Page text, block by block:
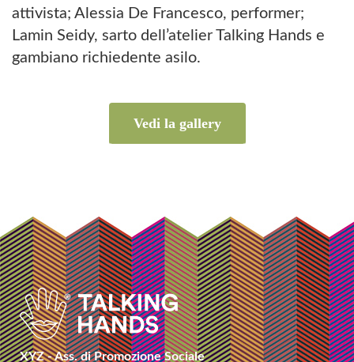
attivista; Alessia De Francesco, performer;
Lamin Seidy, sarto dell’atelier Talking Hands e
gambiano richiedente asilo.
Vedi la gallery
XYZ - Ass. di Promozione Sociale